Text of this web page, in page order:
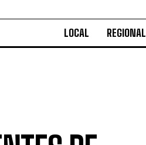
LOCAL REGIONAL